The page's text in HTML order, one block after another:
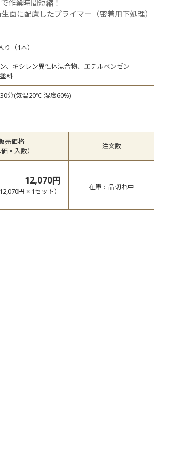
作業時間短縮！
面に配慮したプライマー（密着用下処理）
（1本）
、キシレン異性体混合物、エチルベンゼン
料
分(気温20℃ 湿度60%)
売価格
価 × 入数）
注文数
12,070円
12,070円 × 1セット）
在庫 品切れ中